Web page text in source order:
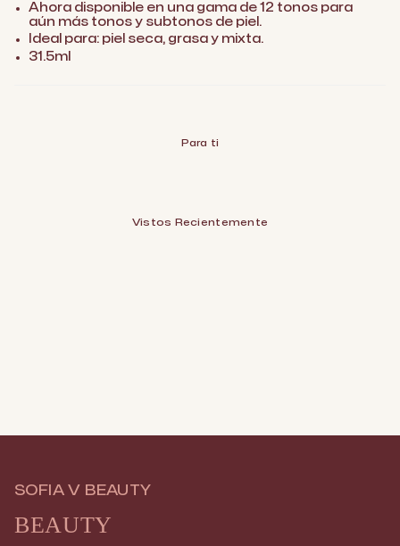
Ahora disponible en una gama de 12 tonos para
aún más tonos y subtonos de piel.
Ideal para: piel seca, grasa y mixta.
31.5ml
Para ti
Vistos Recientemente
SOFIA V BEAUTY
BEAUTY